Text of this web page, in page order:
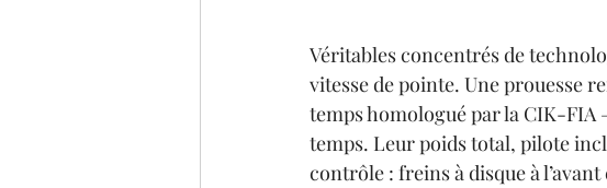
Véritables concentrés de
vitesse de pointe. Une prouesse
temps homologué par la CIK-FIA
temps. Leur poids total, pilote
contrôle : freins à disque à